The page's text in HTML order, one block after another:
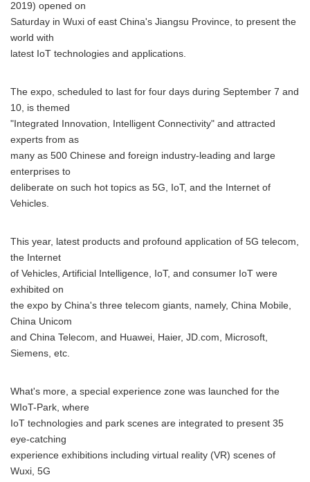
2019) opened on
Saturday in Wuxi of east China's Jiangsu Province, to present the
world with
latest IoT technologies and applications.
The expo, scheduled to last for four days during September 7 and
10, is themed
"Integrated Innovation, Intelligent Connectivity" and attracted
experts from as
many as 500 Chinese and foreign industry-leading and large
enterprises to
deliberate on such hot topics as 5G, IoT, and the Internet of
Vehicles.
This year, latest products and profound application of 5G telecom,
the Internet
of Vehicles, Artificial Intelligence, IoT, and consumer IoT were
exhibited on
the expo by China's three telecom giants, namely, China Mobile,
China Unicom
and China Telecom, and Huawei, Haier, JD.com, Microsoft,
Siemens, etc.
What's more, a special experience zone was launched for the
WIoT-Park, where
IoT technologies and park scenes are integrated to present 35
eye-catching
experience exhibitions including virtual reality (VR) scenes of
Wuxi, 5G